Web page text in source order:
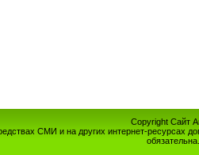
Copyright Сайт
СМИ и на других интернет-ресурсах
обязательна.